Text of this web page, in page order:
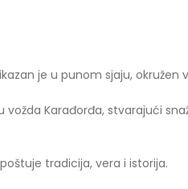
je u punom sjaju,
Karađorđa, stvarajući
tradicija, vera i istorija.